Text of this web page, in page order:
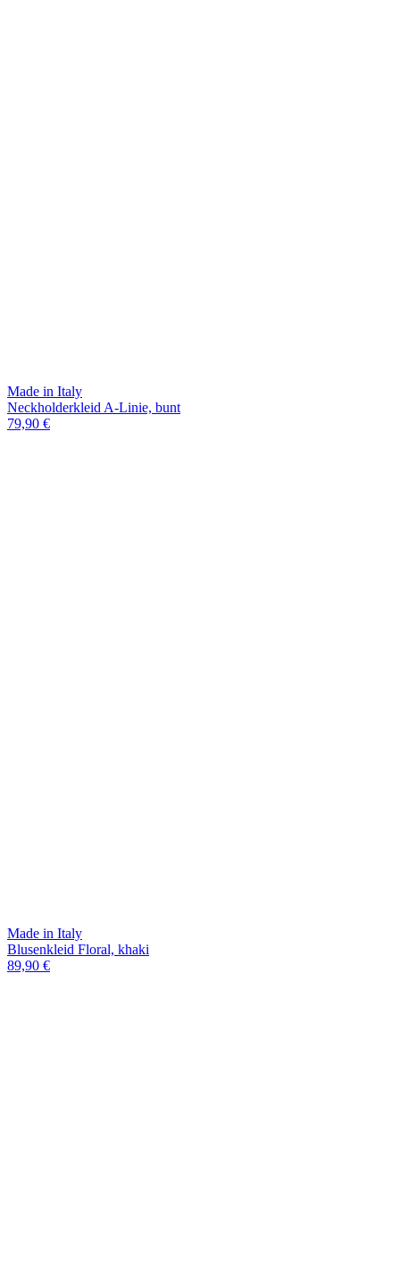
Made in Italy
Neckholderkleid A-Linie, bunt
79,90 €
Made in Italy
Blusenkleid Floral, khaki
89,90 €